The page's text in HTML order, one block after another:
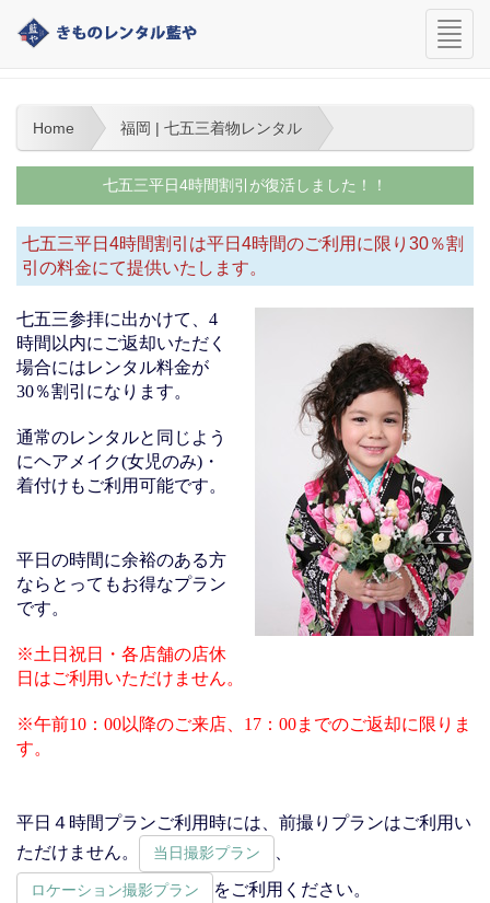
navi
福岡 | 七五三着物レンタル
Home 福岡 | 七五三着物レンタル
七五三平日4時間割引が復活しました！！
七五三平日4時間割引は平日4時間のご利用に限り30％割
引の料金にて提供いたします。
七五三参拝に出かけて、4
時間以内にご返却いただく
場合にはレンタル料金が
30％割引になります。
通常のレンタルと同じよう
にヘアメイク(女児のみ)・
着付けもご利用可能です。
平日の時間に余裕のある方
ならとってもお得なプラン
です。
※土日祝日・各店舗の店休
日はご利用いただけません。
※午前10：00以降のご来店、17：00までのご返却に限りま
す。
平日４時間プランご利用時には、前撮りプランはご利用い
ただけません。
当日撮影プラン
ロケーション撮影プラン をご利用ください。